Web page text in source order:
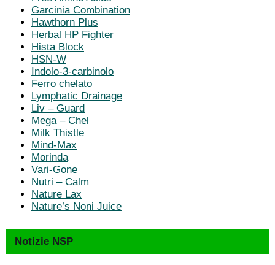
Garcinia Combination
Hawthorn Plus
Herbal HP Fighter
Hista Block
HSN-W
Indolo-3-carbinolo
Ferro chelato
Lymphatic Drainage
Liv – Guard
Mega – Chel
Milk Thistle
Mind-Max
Morinda
Vari-Gone
Nutri – Calm
Nature Lax
Nature’s Noni Juice
Notizie NSP